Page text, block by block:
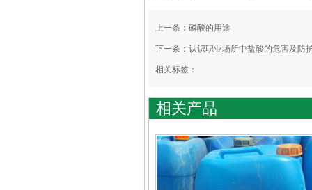
上一条： 磷酸的用途
下一条： 认识职业场所中盐酸的危害及防
相关标签：
相关产品